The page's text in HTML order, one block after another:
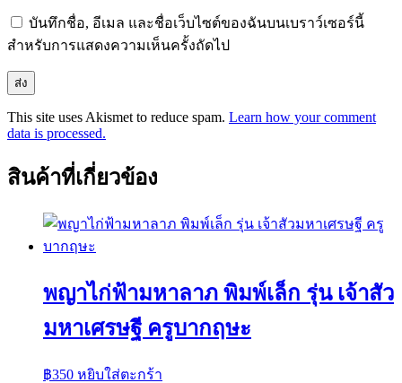
บันทึกชื่อ, อีเมล และชื่อเว็บไซต์ของฉันบนเบราว์เซอร์นี้
สำหรับการแสดงความเห็นครั้งถัดไป
This site uses Akismet to reduce spam. Learn how your comment
data is processed.
สินค้าที่เกี่ยวข้อง
พญาไก่ฟ้ามหาลาภ พิมพ์เล็ก รุ่น เจ้าสัว
มหาเศรษฐี ครูบากฤษะ
฿350 หยิบใส่ตะกร้า